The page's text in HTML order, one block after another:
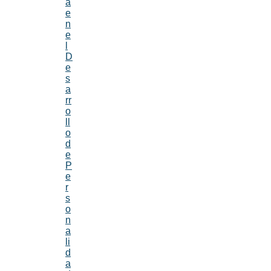
e
n
e
D
e
s
a
rr
o
o
d
e
P
e
r
s
o
n
a
li
d
a